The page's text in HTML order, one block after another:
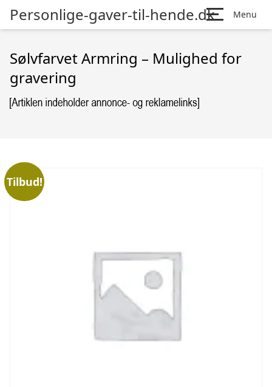
Personlige-gaver-til-hende.dk Menu
Sølvfarvet Armring – Mulighed for
gravering
Tilbud!